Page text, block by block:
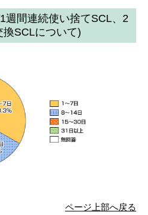
週間連続使い捨てSCL、2
換SCLについて)
ページ上部へ戻る